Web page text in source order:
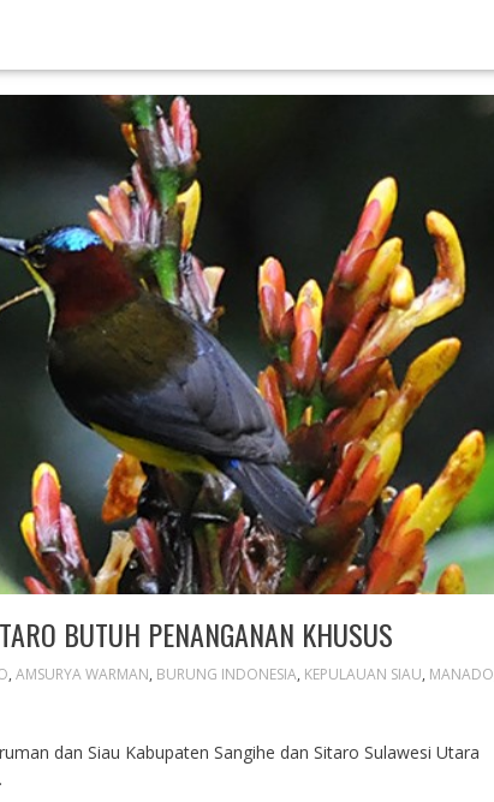
BUTUH PENANGANAN KHUSUS
, AMSURYA WARMAN, BURUNG INDONESIA, KEPULAUAN SIAU, MANADO
dan Siau Kabupaten Sangihe dan Sitaro Sulawesi Utara